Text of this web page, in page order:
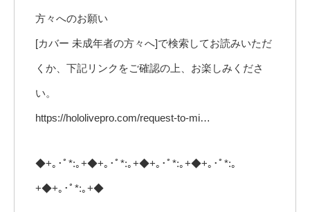
方々へのお願い
[カバー 未成年者の方々へ]で検索してお読みいただ
くか、下記リンクをご確認の上、お楽しみくださ
い。
https://hololivepro.com/request-to-mi…
◆+｡･ﾟ*:｡+◆+｡･ﾟ*:｡+◆+｡･ﾟ*:｡+◆+｡･ﾟ*:｡
+◆+｡･ﾟ*:｡+◆